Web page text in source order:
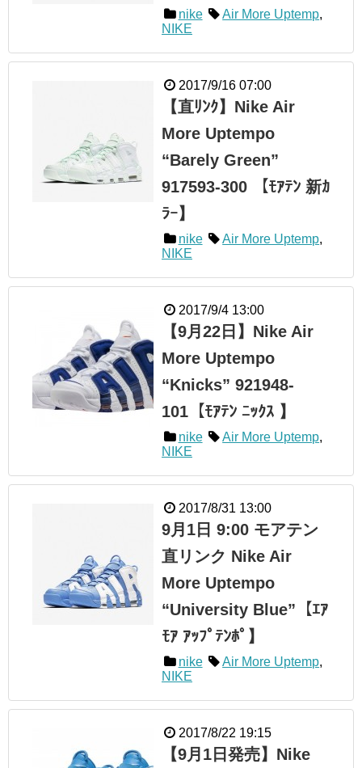
nike Air More Uptemp,
NIKE
2017/9/16 07:00
【直ﾘﾝｸ】Nike Air
More Uptempo
“Barely Green”
917593-300 【ﾓｱﾃﾝ 新ｶ
ﾗｰ】
nike Air More Uptemp,
NIKE
2017/9/4 13:00
【9月22日】Nike Air
More Uptempo
“Knicks” 921948-
101【ﾓｱﾃﾝ ﾆｯｸｽ 】
nike Air More Uptemp,
NIKE
2017/8/31 13:00
9月1日 9:00 モアテン
直リンク Nike Air
More Uptempo
“University Blue”【ｴｱ
ﾓｱ ｱｯﾌﾟﾃﾝﾎﾟ】
nike Air More Uptemp,
NIKE
2017/8/22 19:15
【9月1日発売】Nike